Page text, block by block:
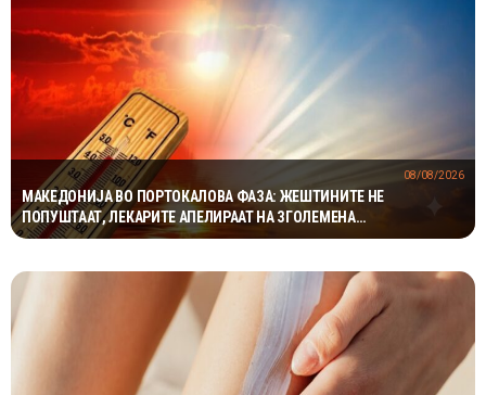
МАКЕДОНИЈА ВО ПОРТОКАЛОВА ФАЗА: ЖЕШТИНИТЕ НЕ
ПОПУШТААТ, ЛЕКАРИТЕ АПЕЛИРААТ НА ЗГОЛЕМЕНА
ПРЕТПАЗЛИВОСТ
08/08/2026